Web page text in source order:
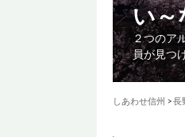
い
２つのア
員が見つ
しあわせ信州 >長